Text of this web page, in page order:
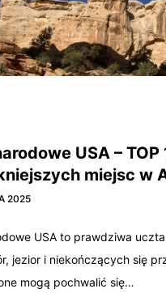
USA – TOP
miejsc w
2025
USA to prawdziwa uczta
jezior i niekończących się
mogą pochwalić się…